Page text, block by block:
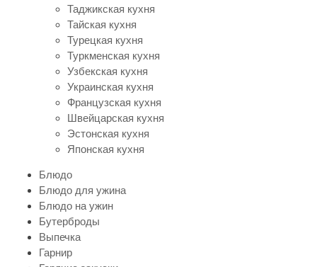
Таджикская кухня
Тайская кухня
Турецкая кухня
Туркменская кухня
Узбекская кухня
Украинская кухня
Французская кухня
Швейцарская кухня
Эстонская кухня
Японская кухня
Блюдо
Блюдо для ужина
Блюдо на ужин
Бутерброды
Выпечка
Гарнир